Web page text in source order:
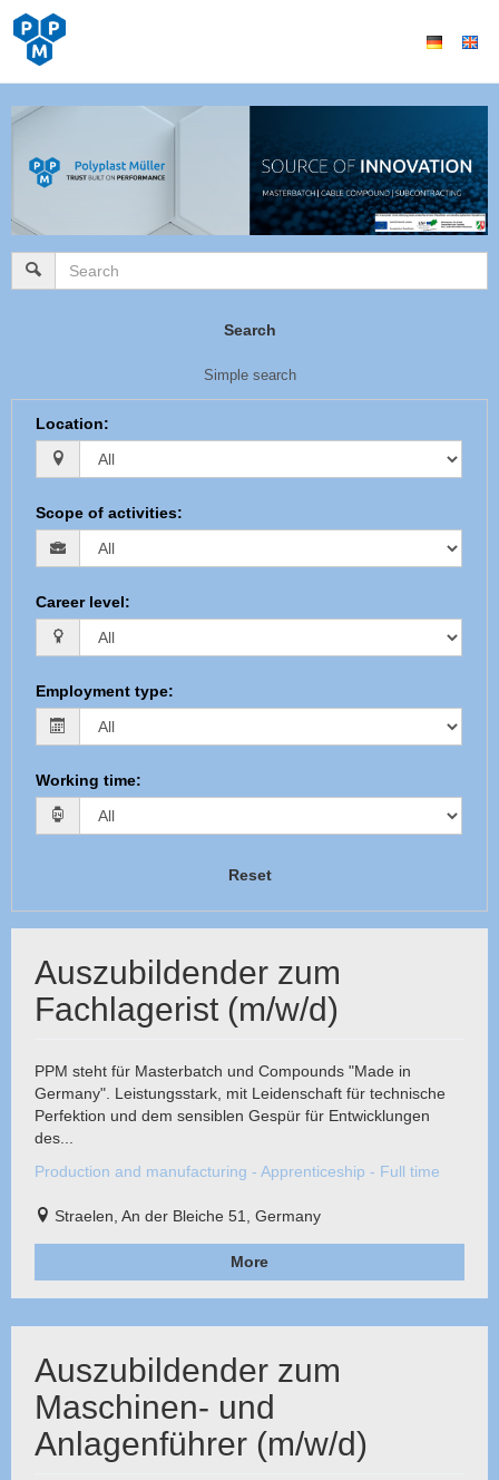
Search
Simple search
Location:
Scope of activities:
Career level:
Employment type:
Working time:
Reset
Auszubildender zum
Fachlagerist (m/w/d)
PPM steht für Masterbatch und Compounds "Made in
Germany". Leistungsstark, mit Leidenschaft für technische
Perfektion und dem sensiblen Gespür für Entwicklungen
des...
Production and manufacturing - Apprenticeship - Full time
Straelen, An der Bleiche 51, Germany
More
Auszubildender zum
Maschinen- und
Anlagenführer (m/w/d)